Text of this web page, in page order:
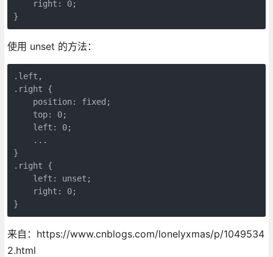
    right: 0;
}
使用 unset 的方法：
.left,
.right {
    position: fixed;
    top: 0;
    left: 0;
    ...
}
.right {
    left: unset;
    right: 0;
}
来自：https://www.cnblogs.com/lonelyxmas/p/1049534
2.html